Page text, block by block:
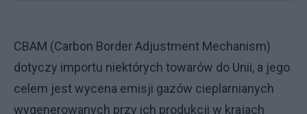
CBAM (Carbon Border Adjustment Mechanism)
dotyczy importu niektórych towarów do Unii, a jego
celem jest wycena emisji gazów cieplarnianych
wygenerowanych przy ich produkcji w krajach